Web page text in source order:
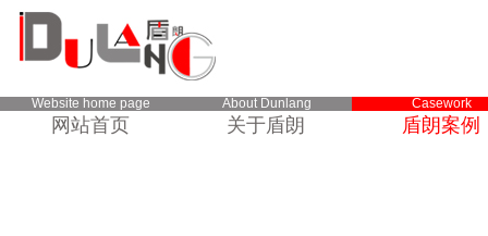
Website home page
网站首页
About Dunlang
关于盾朗
Casework
盾朗案例